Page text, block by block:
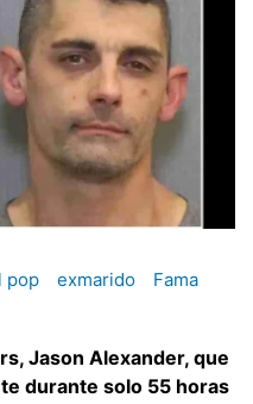
pop exmarido
Fama
Jason Alexander, que
durante solo 55 horas